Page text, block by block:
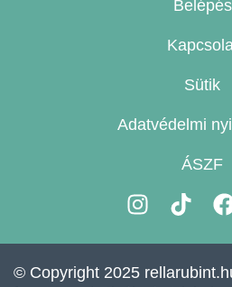
Belépés
Sütik
Adatvédelmi
ÁSZF
I
s
t
T
k
t
© Copyright 2025